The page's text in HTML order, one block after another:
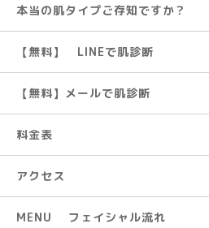
本当の肌タイプご存知ですか？
【無料】 LINEで肌診断
【無料】メールで肌診断
料金表
アクセス
MENU フェイシャル流れ